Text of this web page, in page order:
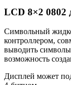
LCD 8×2 0802
Символьный
контроллером,
выводить символы
возможность
Дисплей может